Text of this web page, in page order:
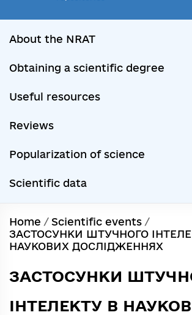
About the NRAT
Obtaining a scientific degree
Useful resources
Reviews
Popularization of science
Scientific data
Home / Scientific events /
ЗАСТОСУНКИ ШТУЧНОГО
НАУКОВИХ ДОСЛІДЖЕННЯХ
ЗАСТОСУНКИ
ІНТЕЛЕКТУ В